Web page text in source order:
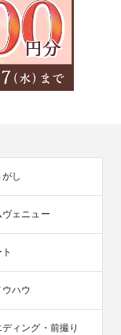
し
ェニュー
ハウ
ィング・前撮り